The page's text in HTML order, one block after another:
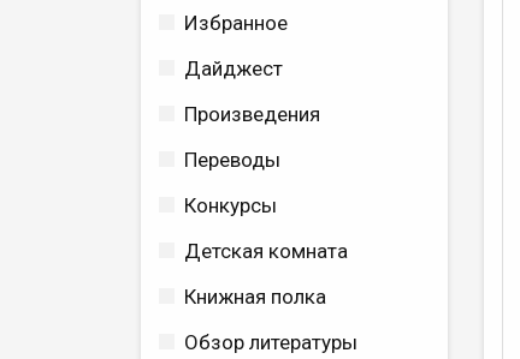
Избранное
Дайджест
Произведения
Переводы
Конкурсы
Детская комната
Книжная полка
Обзор литературы